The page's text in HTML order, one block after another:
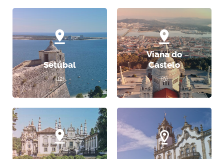
Setúbal
(12)
Viana do
Castelo
(9)